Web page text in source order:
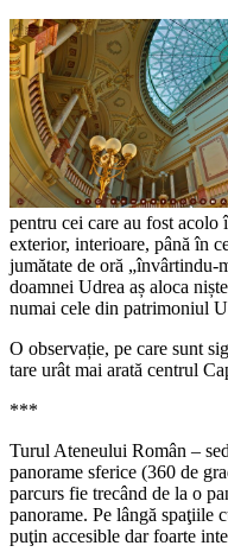
pentru cei care au fost
exterior, interioare, până în
jumătate de oră „învârtindu-
doamnei Udrea aș aloca
numai cele din patrimoniul
O observație, pe care sunt
tare urât mai arată centrul
***
Turul Ateneului Român –
panorame sferice (360 de
parcurs fie trecând de la o
panorame. Pe lângă spaţiile
puţin accesible dar foarte